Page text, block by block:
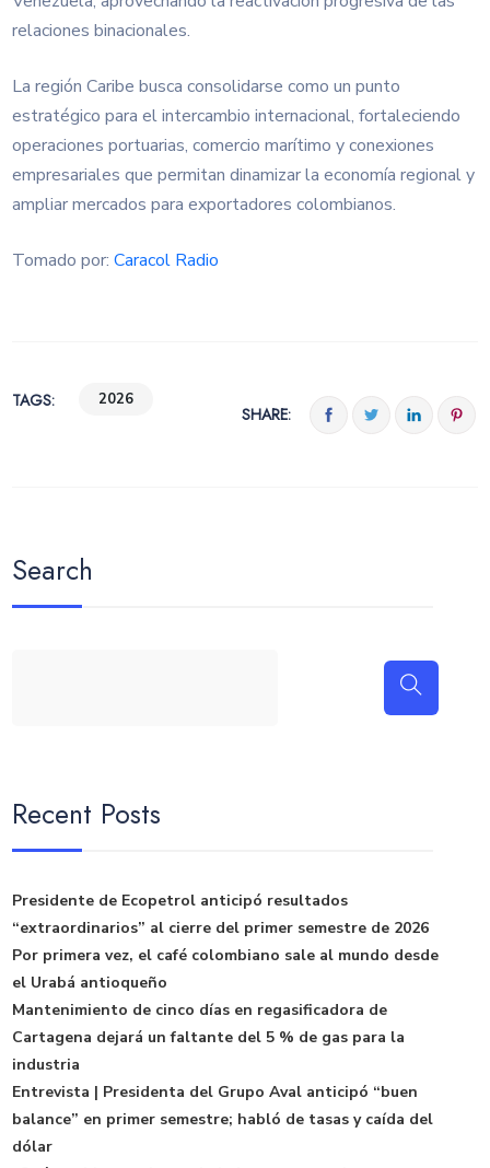
relaciones binacionales.
La región Caribe busca consolidarse como un punto
estratégico para el intercambio internacional, fortaleciendo
operaciones portuarias, comercio marítimo y conexiones
empresariales que permitan dinamizar la economía regional y
ampliar mercados para exportadores colombianos.
Tomado por:Caracol Radio
TAGS: 2026
SHARE:
Search
Recent Posts
Presidente de Ecopetrol anticipó resultados
“extraordinarios” al cierre del primer semestre de 2026
Por primera vez, el café colombiano sale al mundo desde
el Urabá antioqueño
Mantenimiento de cinco días en regasificadora de
Cartagena dejará un faltante del 5 % de gas para la
industria
Entrevista | Presidenta del Grupo Aval anticipó “buen
balance” en primer semestre; habló de tasas y caída del
dólar